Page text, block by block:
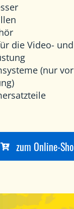
die Video- und
(nur
zum Online-